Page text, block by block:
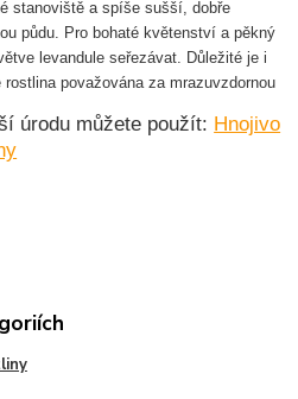
stanoviště a spíše sušší, dobře
půdu. Pro bohaté květenství a pěkný
levandule seřezávat. Důležité je i
považována za mrazuvzdornou
úrodu můžete použít: Hnojivo